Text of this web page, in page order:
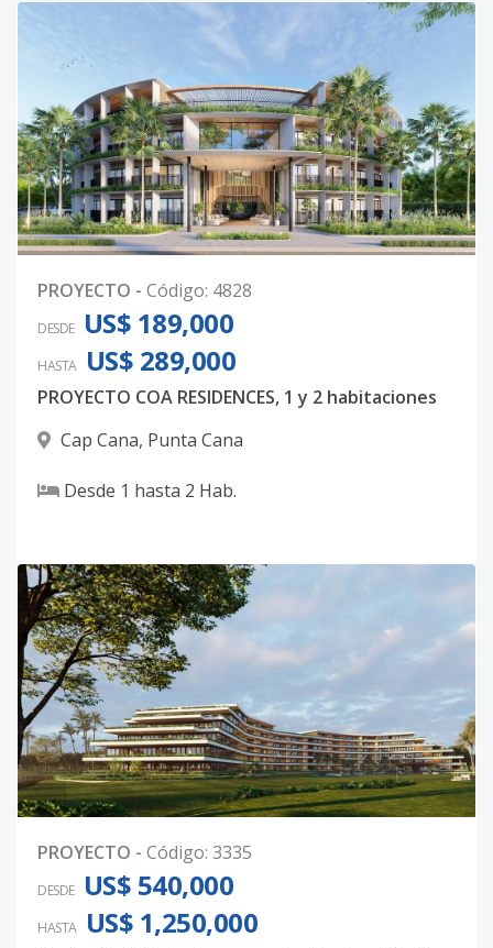
PROYECTO - Código: 4828
DESDE US$ 189,000
HASTA US$ 289,000
PROYECTO COA RESIDENCES, 1 y 2 habitaciones
Cap Cana, Punta Cana
Desde 1 hasta 2 Hab.
PROYECTO - Código: 3335
DESDE US$ 540,000
HASTA US$ 1,250,000